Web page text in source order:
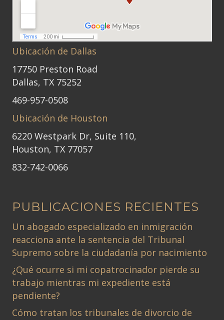
Ubicación de Dallas
17750 Preston Road
Dallas, TX 75252
469-957-0508
Ubicación de Houston
6220 Westpark Dr, Suite 110,
Houston, TX 77057
832-742-0066
PUBLICACIONES RECIENTES
Un abogado especializado en inmigración
reacciona ante la sentencia del Tribunal
Supremo sobre la ciudadanía por nacimiento
¿Qué ocurre si mi copatrocinador pierde su
trabajo mientras mi expediente está
pendiente?
Cómo tratan los tribunales de divorcio de